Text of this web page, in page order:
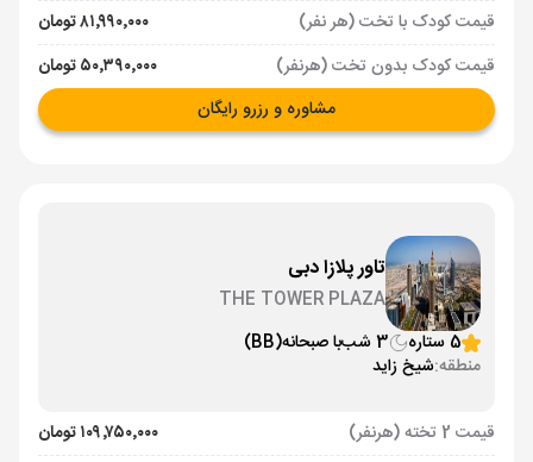
قیمت کودک با تخت (هر نفر)
۸۱٬۹۹۰٬۰۰۰ تومان
قیمت کودک بدون تخت (هرنفر)
۵۰٬۳۹۰٬۰۰۰ تومان
مشاوره و رزرو رایگان
تاور پلازا دبی
THE TOWER PLAZA
5 ستاره
3 شب با صبحانه(BB)
منطقه:شیخ زاید
قیمت 2 تخته (هرنفر)
۱۰۹٬۷۵۰٬۰۰۰ تومان